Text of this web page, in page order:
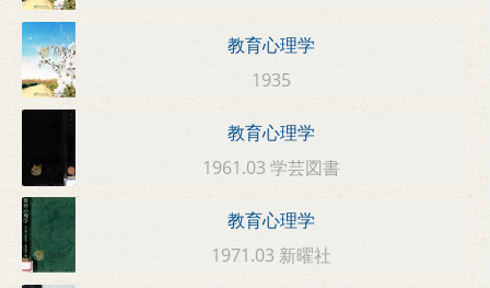
教育心理学
1935
教育心理学
1961.03 学芸図書
教育心理学
1971.03 新曜社